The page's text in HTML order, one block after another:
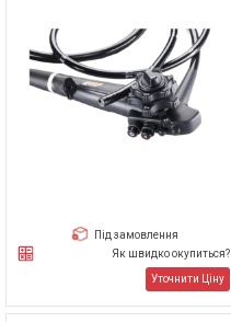
Під замовлення
Як швидко окупиться?
Уточнити Ціну